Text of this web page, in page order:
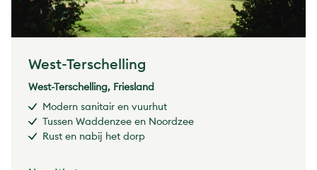
West-Terschelling
West-Terschelling, Friesland
Modern sanitair en vuurhut
Tussen Waddenzee en Noordzee
Rust en nabij het dorp